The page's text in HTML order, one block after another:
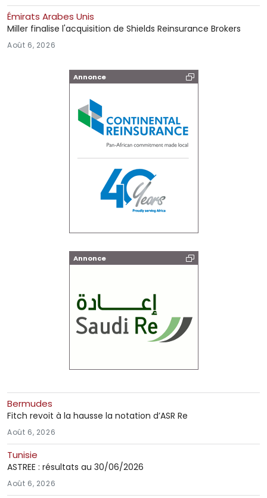
Émirats Arabes Unis
Miller finalise l'acquisition de Shields Reinsurance Brokers
Août 6, 2026
Annonce
Annonce
Bermudes
Fitch revoit à la hausse la notation d’ASR Re
Août 6, 2026
Tunisie
ASTREE : résultats au 30/06/2026
Août 6, 2026